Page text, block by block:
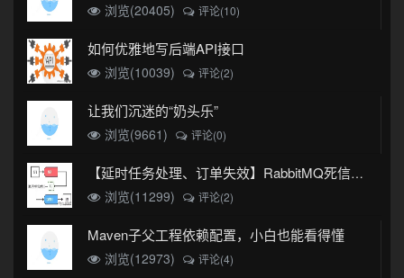
浏览(20405)
评论(10)
如何优雅地写后端API接口
浏览(10039) 评论(2)
让我们沉迷的“奶头乐”
浏览(9661) 评论(0)
【延时任务处理、订单失效】RabbitMQ死信队列实现
浏览(11299)
评论(2)
Maven子父工程依赖配置，小白也能看得懂
浏览(12973) 评论(4)